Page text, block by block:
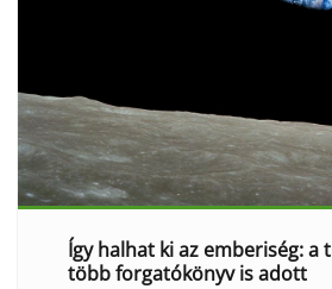
Így halhat ki az emberiség: a
több forgatókönyv is adott